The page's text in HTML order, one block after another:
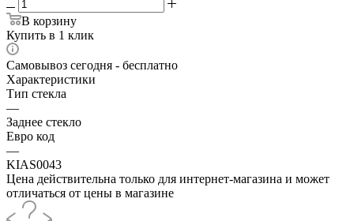
В корзину
Купить в 1 клик
Самовывоз сегодня - бесплатно
Характеристики
Тип стекла
—
Заднее стекло
Евро код
—
KIAS0043
Цена действительна только для интернет-магазина и может
отличаться от цены в магазине